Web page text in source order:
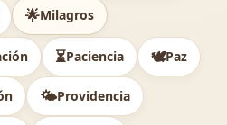
🌟Milagros
⏳Paciencia 🕊️Paz
🌤️Providencia